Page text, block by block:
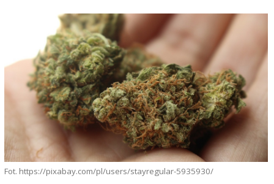
Fot. https://pixabay.com/pl/users/stayregular-5935930/